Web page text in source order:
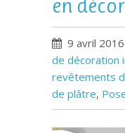
en
9 avril 2016
de décoration
revêtements
de plâtre,